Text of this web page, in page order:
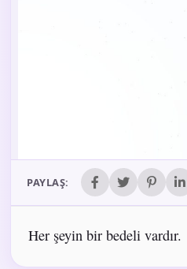
PAYLAŞ:
Her şeyin bir bedeli vardır.